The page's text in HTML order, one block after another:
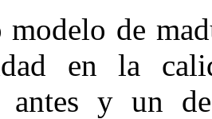
modelo de
en la
antes y un